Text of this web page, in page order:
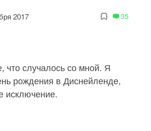
2017 35
что случалось со мной. Я
рождения в Диснейленде,
исключение.